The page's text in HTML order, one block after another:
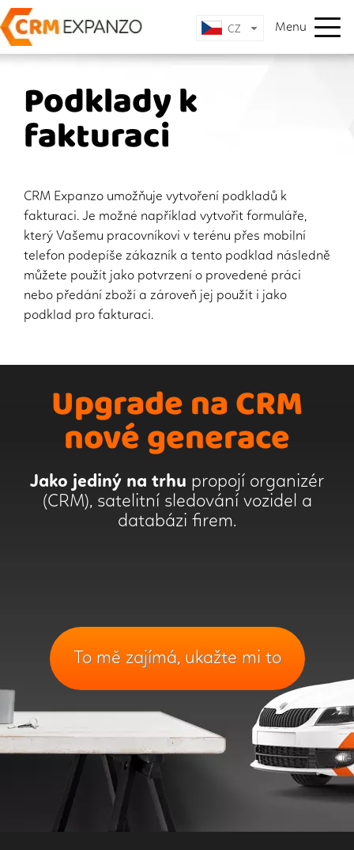
Menu
CZ
Podklady k
fakturaci
CRM Expanzo umožňuje vytvoření podkladů k
fakturaci. Je možné například vytvořit formuláře,
který Vašemu pracovníkovi v terénu přes mobilní
telefon podepíše zákazník a tento podklad následně
můžete použít jako potvrzení o provedené práci
nebo předání zboží a zároveň jej použít i jako
podklad pro fakturaci.
Upgrade na CRM
nové generace
Jako jediný na trhu propojí organizér
(CRM), satelitní sledování vozidel a
databázi firem.
To mě zajímá, ukažte mi to